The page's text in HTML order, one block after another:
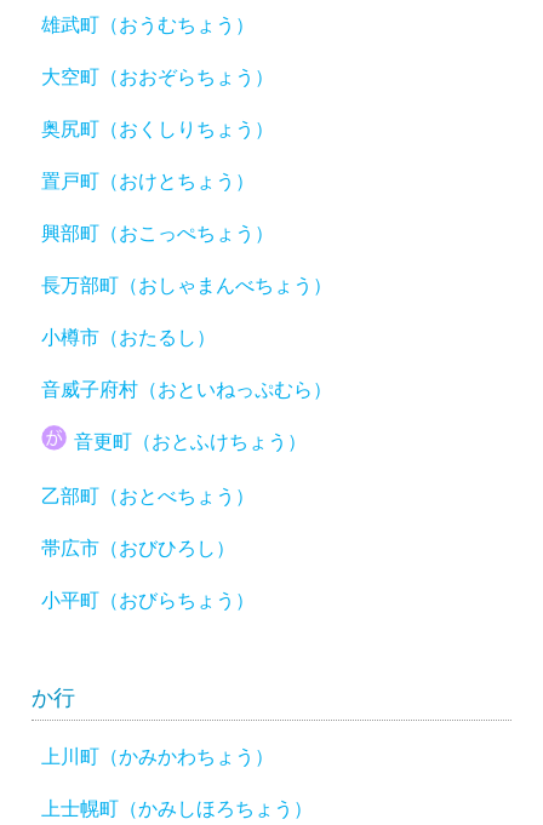
雄武町（おうむちょう）
大空町（おおぞらちょう）
奥尻町（おくしりちょう）
置戸町（おけとちょう）
興部町（おこっぺちょう）
長万部町（おしゃまんべちょう）
小樽市（おたるし）
音威子府村（おといねっぷむら）
音更町（おとふけちょう）
乙部町（おとべちょう）
帯広市（おびひろし）
小平町（おびらちょう）
か行
上川町（かみかわちょう）
上士幌町（かみしほろちょう）